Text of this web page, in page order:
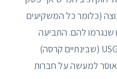
(כלומר כל המשקיעים
שנגרמו להם. התביעה
הייצוגית הסתיימה בניצחון הלקוחות, ו-USG (שבינתיים קרסה)
למעשה על חברות